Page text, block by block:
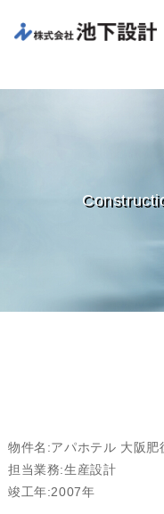
物件名:アパホテル 大阪肥
担当業務:生産設計
竣工年:2007年